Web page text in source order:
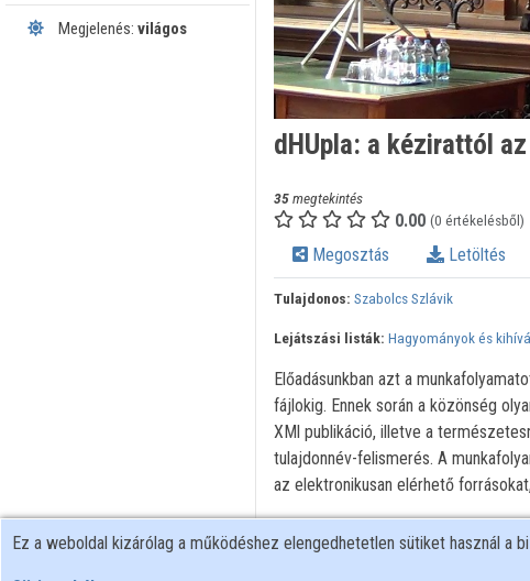
Megjelenés: világos
dHUpla: a kézirattól
35megtekintés
0.00 (0 értékelésből)
Megosztás Letöltés
Tulajdonos: Szabolcs Szlávik
Lejátszási listák: Hagyományok és
Előadásunkban azt a
fájlokig. Ennek során a közönség
XMl publikáció, illetve a
tulajdonnév-felismerés. A
az elektronikusan elérhető
Ez a weboldal kizárólag a működéshez elengedhetetlen sütiket használ a